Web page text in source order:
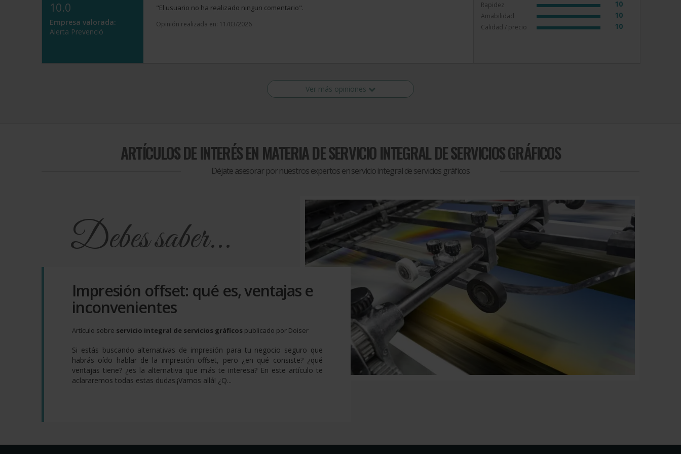
10.0
Empresa valorada:
Alerta Prevenció
"El usuario no ha realizado ningun comentario".
Opinión realizada en: 11/03/2026
Rapidez 10
Amabilidad 10
Calidad / precio 10
Ver más opiniones
ARTÍCULOS DE INTERÉS EN MATERIA DESERVICIO INTEGRAL DE SERVICIOS GRÁFICOS
Déjate asesorar por nuestros expertos en servicio integral de servicios gráficos
Debes saber...
Impresión offset: qué es, ventajas e
inconvenientes
Artículo sobre servicio integral de servicios gráficos publicado por Doiser
Si estás buscando alternativas de impresión para tu negocio seguro que
habrás oído hablar de la impresión offset, pero ¿en qué consiste? ¿qué
ventajas tiene? ¿es la alternativa que más te interesa? En este artículo te
aclararemos todas estas dudas.¡Vamos allá! ¿Q...